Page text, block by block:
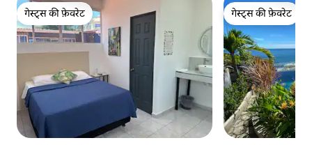
गेस्ट्स की फ़ेवरेट
गेस्ट्स की फ़ेवरेट
गेस्ट्स की फ़ेवरेट
गेस्ट्स की फ़ेवरेट